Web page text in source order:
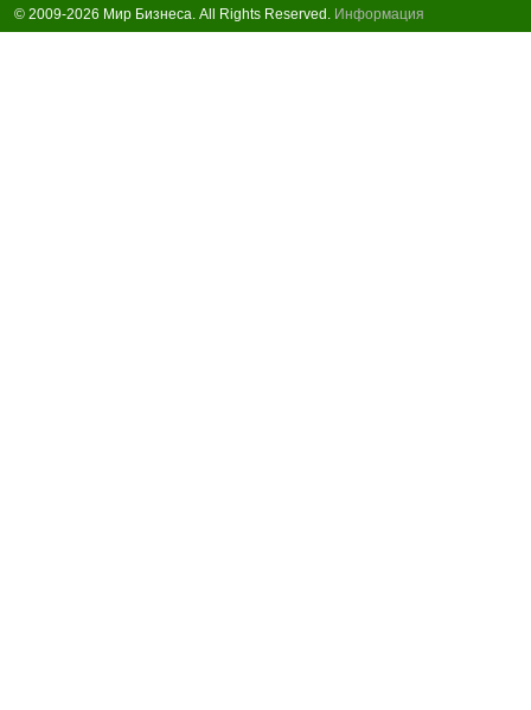
© 2009-2026 Мир Бизнеса. All Rights Reserved. Информация